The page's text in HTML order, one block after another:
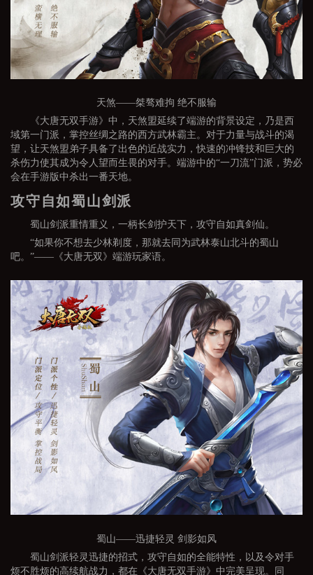
天煞——桀骜难拘 绝不服输
《大唐无双手游》中，天煞盟延续了端游的背景设定，乃是西
域第一门派，掌控丝绸之路的西方武林霸主。对于力量与战斗的渴
望，让天煞盟弟子具备了出色的近战实力，快速的冲锋技和巨大的
杀伤力使其成为令人望而生畏的对手。端游中的“一刀流”门派，势必
会在手游版中杀出一番天地。
攻守自如蜀山剑派
蜀山剑派重情重义，一柄长剑护天下，攻守自如真剑仙。
“如果你不想去少林剃度，那就去同为武林泰山北斗的蜀山
吧。”——《大唐无双》端游玩家语。
蜀山——迅捷轻灵 剑影如风
蜀山剑派轻灵迅捷的招式，攻守自如的全能特性，以及令对手
烦不胜烦的高续航战力，都在《大唐无双手游》中完美呈现。同